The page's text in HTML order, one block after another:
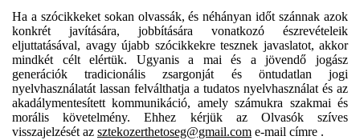
Ha a szócikkeket sokan olvassák, és néhányan időt szánnak azok
konkrét javítására, jobbítására vonatkozó észrevételeik
eljuttatásával, avagy újabb szócikkekre tesznek javaslatot, akkor
mindkét célt elértük. Ugyanis a mai és a jövendő jogász
generációk tradicionális zsargonját és öntudatlan jogi
nyelvhasználatát lassan felválthatja a tudatos nyelvhasználat és az
akadálymentesített kommunikáció, amely számukra szakmai és
morális követelmény. Ehhez kérjük az Olvasók szíves
visszajelzését az sztekozerthetoseg@gmail.com e-mail címre .